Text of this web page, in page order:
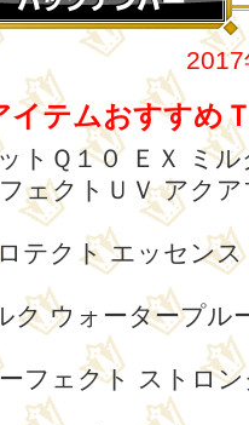
イテムおすすめ
トＱ１０ ＥＸ ミ
ェクトＵＶ アク
テクト エッセン
ク ウォータープ
フェクト ストロ